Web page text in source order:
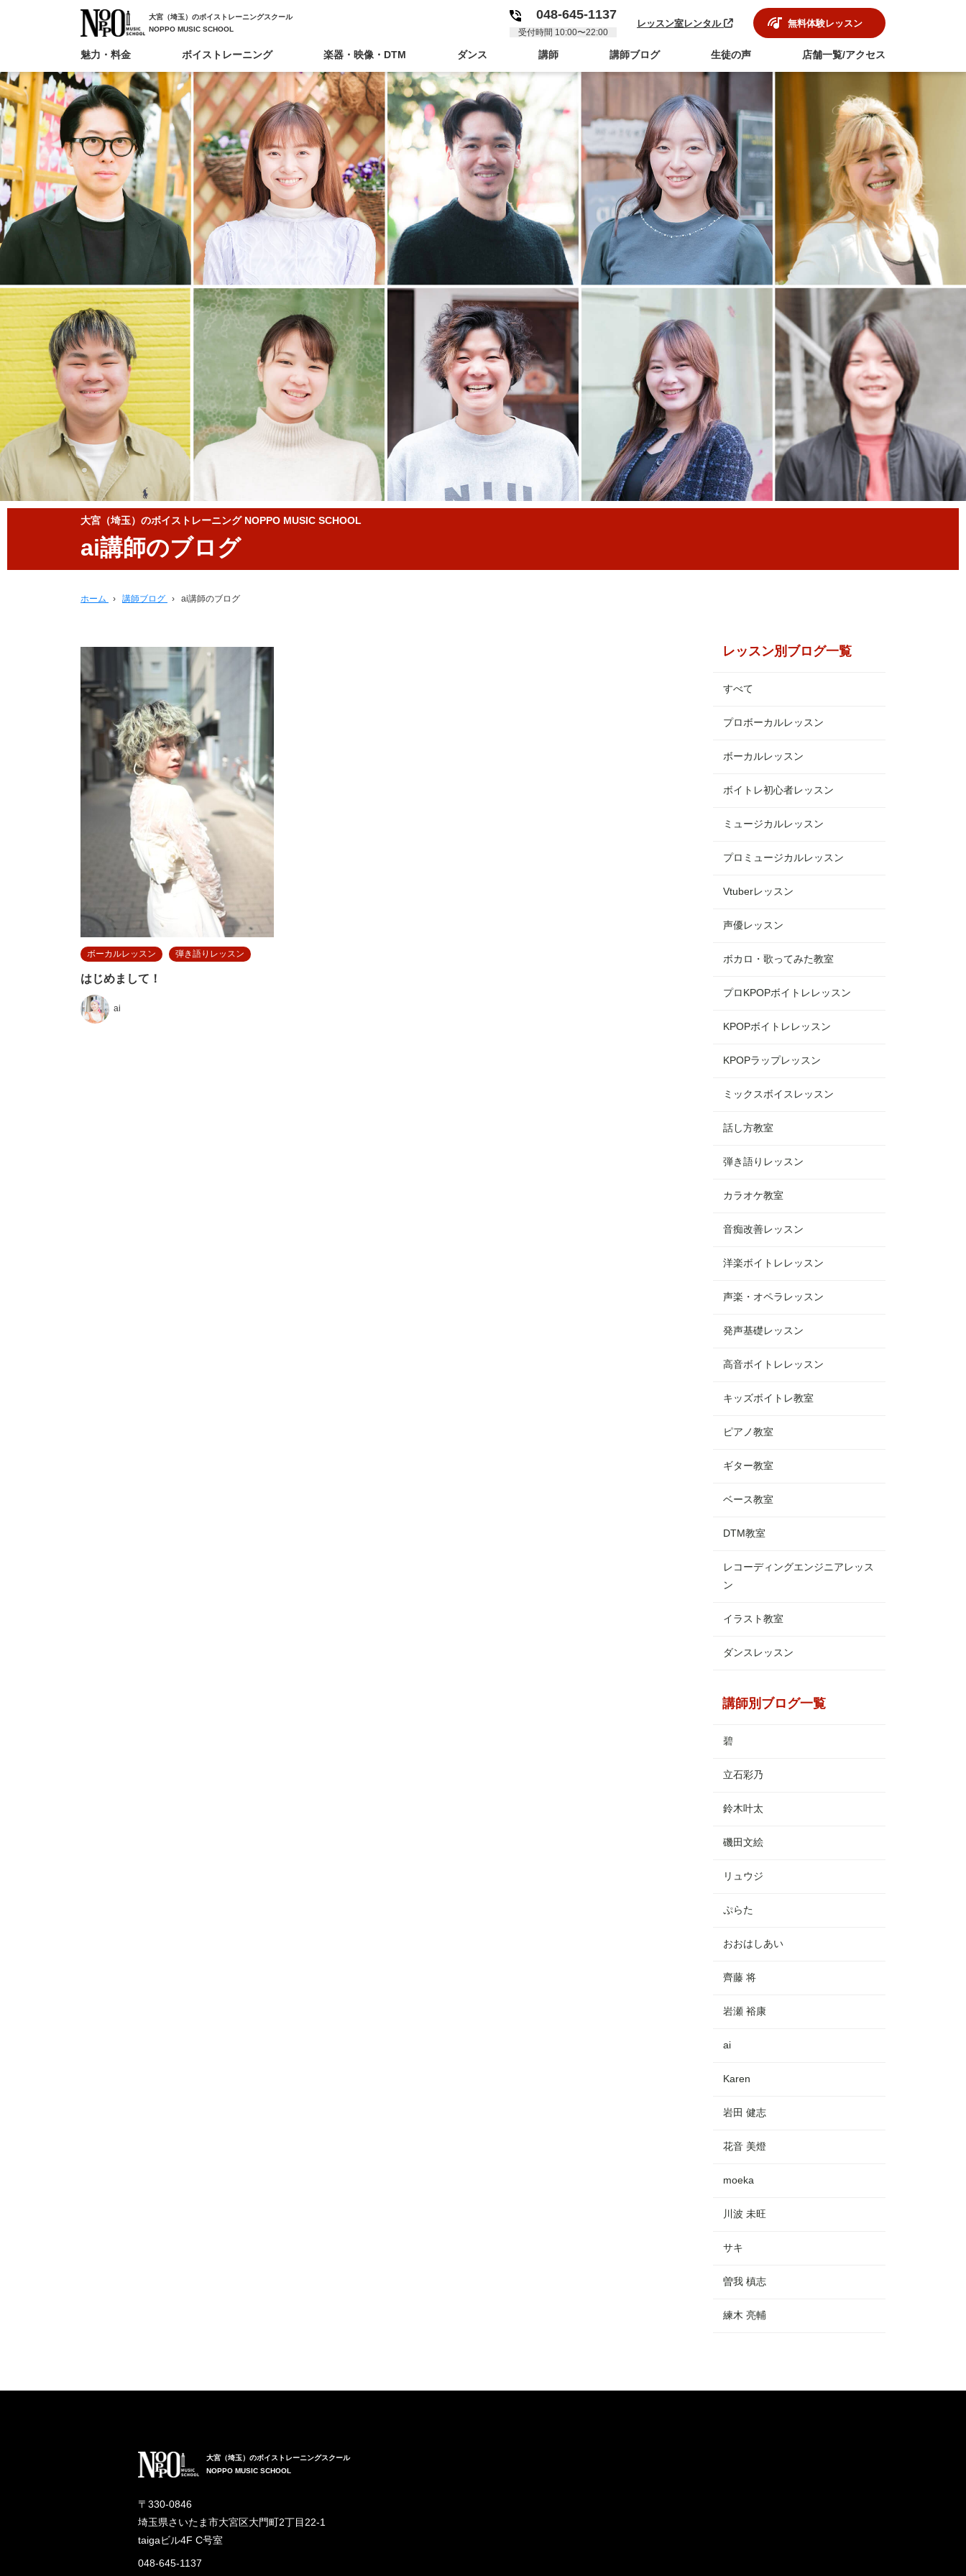
大宮（埼玉）のボイストレーニングスクール
NOPPO MUSIC SCHOOL
048-645-1137
受付時間 10:00〜22:00
レッスン室レンタル 無料体験レッスン
魅力・料金 ボイストレーニング 楽器・映像・DTM ダンス 講師 講師ブログ 生徒の声 店舗一覧/アクセス
大宮（埼玉）のボイストレーニング NOPPO MUSIC SCHOOL
ai講師のブログ
ホーム › 講師ブログ › ai講師のブログ
ボーカルレッスン 弾き語りレッスン
はじめまして！
ai
レッスン別ブログ一覧
すべて
プロボーカルレッスン
ボーカルレッスン
ボイトレ初心者レッスン
ミュージカルレッスン
プロミュージカルレッスン
Vtuberレッスン
声優レッスン
ボカロ・歌ってみた教室
プロKPOPボイトレレッスン
KPOPボイトレレッスン
KPOPラップレッスン
ミックスボイスレッスン
話し方教室
弾き語りレッスン
カラオケ教室
音痴改善レッスン
洋楽ボイトレレッスン
声楽・オペラレッスン
発声基礎レッスン
高音ボイトレレッスン
キッズボイトレ教室
ピアノ教室
ギター教室
ベース教室
DTM教室
レコーディングエンジニアレッス
ン
イラスト教室
ダンスレッスン
講師別ブログ一覧
碧
立石彩乃
鈴木叶太
磯田文絵
リュウジ
ぷらた
おおはしあい
齊藤 将
岩瀬 裕康
ai
Karen
岩田 健志
花音 美燈
moeka
川波 未旺
サキ
曽我 槙志
練木 亮輔
大宮（埼玉）のボイストレーニングスクール
NOPPO MUSIC SCHOOL
〒330-0846
埼玉県さいたま市大宮区大門町2丁目22-1
taigaビル4F C号室
048-645-1137